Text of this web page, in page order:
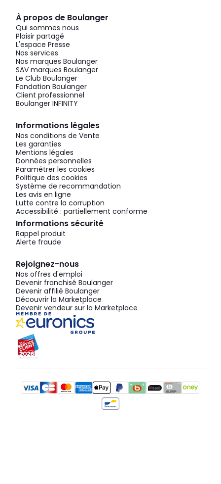
À propos de Boulanger
Qui sommes nous
Plaisir partagé
L'espace Presse
Nos services
Nos marques Boulanger
SAV marques Boulanger
Le Club Boulanger
Fondation Boulanger
Client professionnel
Boulanger INFINITY
Informations légales
Nos conditions de Vente
Les garanties
Mentions légales
Données personnelles
Paramétrer les cookies
Politique des cookies
Système de recommandation
Les avis en ligne
Lutte contre la corruption
Accessibilité : partiellement conforme
Informations sécurité
Rappel produit
Alerte fraude
Rejoignez-nous
Nos offres d'emploi
Devenir franchisé Boulanger
Devenir affilié Boulanger
Découvrir la Marketplace
Devenir vendeur sur la Marketplace